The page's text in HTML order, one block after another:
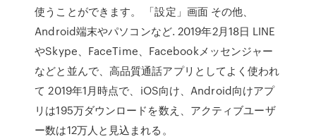
使うことができます。 「設定」画面 その他、
Android端末やパソコンなど. 2019年2月18日 LINE
やSkype、FaceTime、Facebookメッセンジャー
などと並んで、高品質通話アプリとしてよく使われ
て 2019年1月時点で、iOS向け、Android向けアプ
リは195万ダウンロードを数え、アクティブユーザ
ー数は12万人と見込まれる。